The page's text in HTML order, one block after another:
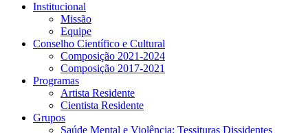
Institucional
Missão
Equipe
Conselho Científico e Cultural
Composição 2021-2024
Composição 2017-2021
Programas
Artista Residente
Cientista Residente
Grupos
Saúde Mental e Violência: Tessituras Dissidentes